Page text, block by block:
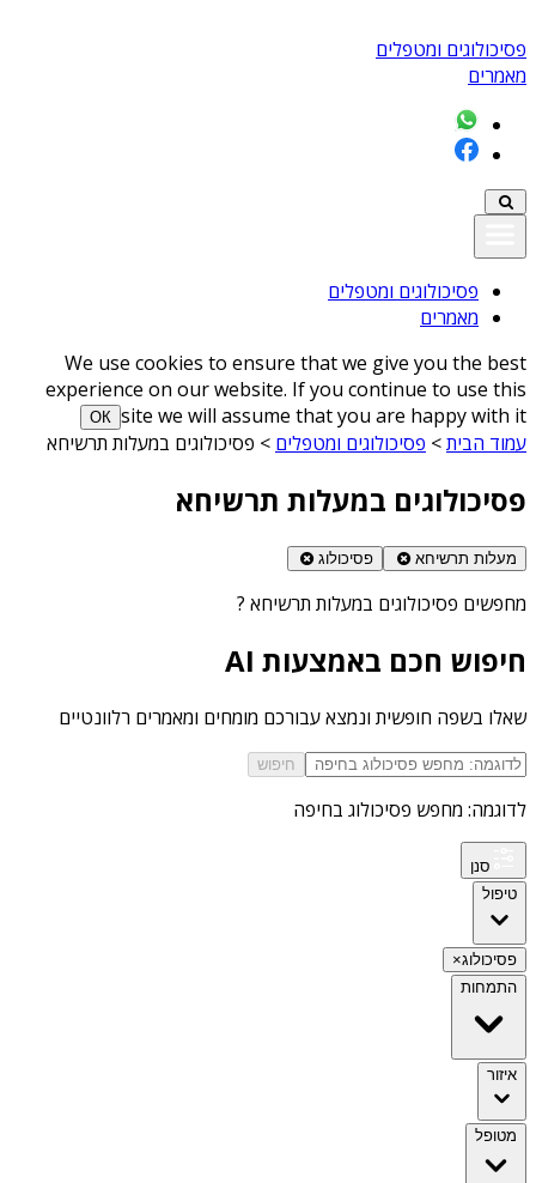
פסיכולוגים ומטפלים
מאמרים
פסיכולוגים ומטפלים
מאמרים
We use cookies to ensure that we give you the best
experience on our website. If you continue to use this
site we will assume that you are happy with it
ОК
עמוד הבית> פסיכולוגים ומטפלים > פסיכולוגים במעלות תרשיחא
פסיכולוגים במעלות תרשיחא
מעלות תרשיחא פסיכולוג
מחפשים פסיכולוגים במעלות תרשיחא ?
חיפוש חכם באמצעות AI
שאלו בשפה חופשית ונמצא עבורכם מומחים ומאמרים רלוונטיים
חיפוש
לדוגמה: מחפש פסיכולוג בחיפה
סנן
טיפול
פסיכולוג×
התמחות
איזור
מטופל